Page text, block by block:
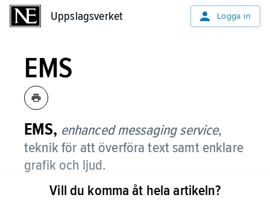
Uppslagsverket Logga in
EMS
EMS, enhanced messaging service,
teknik för att överföra text samt enklare
grafik och ljud.
EMS installerades i en del
Vill du komma åt hela artikeln?